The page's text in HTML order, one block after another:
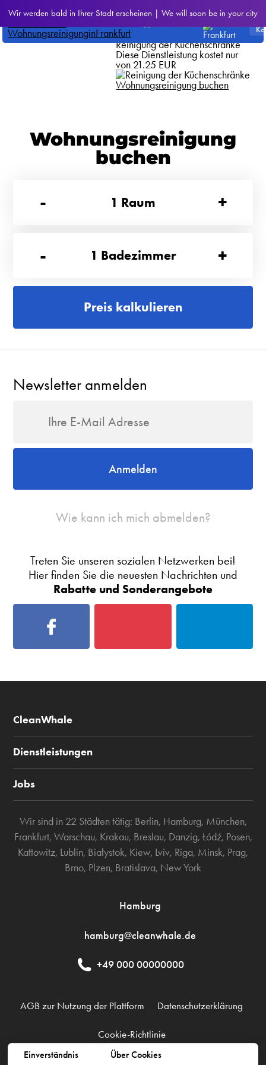
Wir werden bald in Ihrer Stadt erscheinen | We will soon be in your city
Einverständnis Über Cookies
Dienstleistungen
Reinigung der Küchenschränke
Diese Dienstleistung kostet nur
von 21.25 EUR
Wohnungsreinigung buchen
Wohnungsreinigung
buchen
-
1 Raum +
- 1 Badezimmer +
Preis kalkulieren
Newsletter anmelden
Anmelden
Wie kann ich mich abmelden?
Treten Sie unseren sozialen Netzwerken bei!
Hier finden Sie die neuesten Nachrichten und
Rabatte und Sonderangebote
CleanWhale
Dienstleistungen
Jobs
Wir sind in 22 Städten tätig: Berlin, Hamburg, München,
Frankfurt, Warschau, Krakau, Breslau, Danzig, Łódź, Posen,
Kattowitz, Lublin, Białystok, Kiew, Lviv, Riga, Minsk, Prag,
Brno, Plzen, Bratislava, New York
Hamburg
hamburg@cleanwhale.de
+49 000 00000000
AGB zur Nutzung der Plattform Datenschutzerklärung
Cookie-Richtlinie